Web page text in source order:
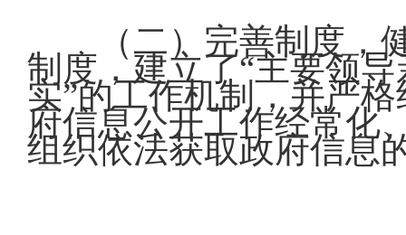
（二）完善制度
制度，建立了“主要领
实”的工作机制，并严
府信息公开工作经常化
组织依法获取政府信息